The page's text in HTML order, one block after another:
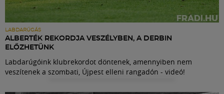
LABDARÚGÁS
ALBERTÉK REKORDJA VESZÉLYBEN, A DERBIN
ELŐZHETÜNK
Labdarúgóink klubrekordot döntenek, amennyiben nem
veszítenek a szombati, Újpest elleni rangadón - videó!